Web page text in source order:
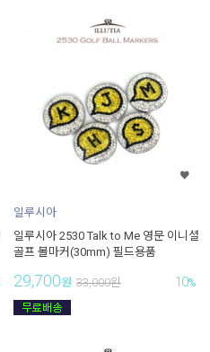
일루시아
일루시아 2530 Talk to Me 영문 이니셜
골프 볼마커(30mm) 필드용품
29,700원 33,000원 10%